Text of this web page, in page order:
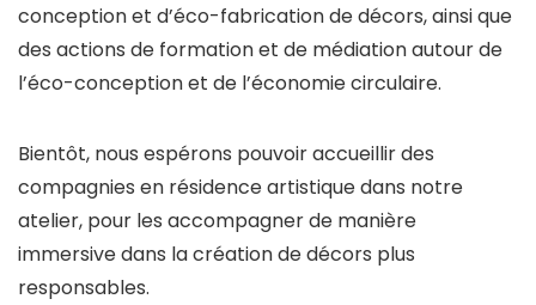
conception et d’éco-fabrication de décors, ainsi que
des actions de formation et de médiation autour de
l’éco-conception et de l’économie circulaire.
Bientôt, nous espérons pouvoir accueillir des
compagnies en résidence artistique dans notre
atelier, pour les accompagner de manière
immersive dans la création de décors plus
responsables.